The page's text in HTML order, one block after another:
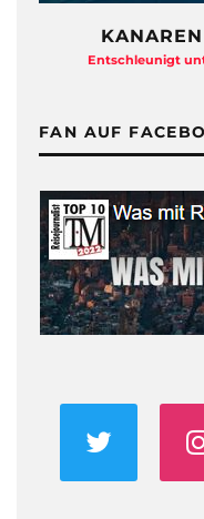
Entschleunigt
FAN AUF